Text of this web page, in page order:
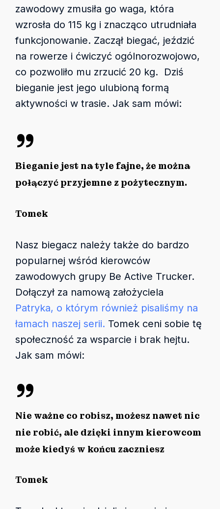
zawodowy zmusiła go waga, która
wzrosła do 115 kg i znacząco utrudniała
funkcjonowanie. Zaczął biegać, jeździć
na rowerze i ćwiczyć ogólnorozwojowo,
co pozwoliło mu zrzucić 20 kg. Dziś
bieganie jest jego ulubioną formą
aktywności w trasie. Jak sam mówi:
”
Bieganie jest na tyle fajne, że można
połączyć przyjemne z pożytecznym.
Tomek
Nasz biegacz należy także do bardzo
popularnej wśród kierowców
zawodowych grupy Be Active Trucker.
Dołączył za namową założyciela
Patryka, o którym również pisaliśmy na
łamach naszej serii. Tomek ceni sobie tę
społeczność za wsparcie i brak hejtu.
Jak sam mówi:
”
Nie ważne co robisz, możesz nawet nic
nie robić, ale dzięki innym kierowcom
może kiedyś w końcu zaczniesz
Tomek